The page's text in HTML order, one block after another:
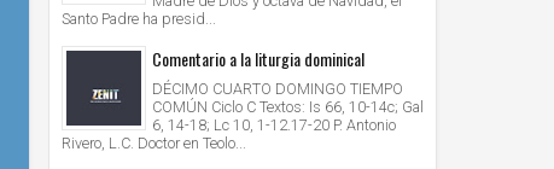
Santo Padre ha presid...
Comentario a la liturgia dominical
DÉCIMO CUARTO DOMINGO TIEMPO
COMÚN Ciclo C Textos: Is 66, 10-14c; Gal
6, 14-18; Lc 10, 1-12.17-20 P. Antonio
Rivero, L.C. Doctor en Teolo...